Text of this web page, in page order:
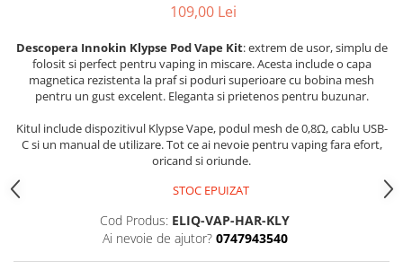
109,00 Lei
Descopera Innokin Klypse Pod Vape Kit: extrem de usor, simplu de
folosit si perfect pentru vaping in miscare. Acesta include o capa
magnetica rezistenta la praf si poduri superioare cu bobina mesh
pentru un gust excelent. Eleganta si prietenos pentru buzunar.
Kitul include dispozitivul Klypse Vape, podul mesh de 0,8Ω, cablu USB-
C si un manual de utilizare. Tot ce ai nevoie pentru vaping fara efort,
oricand si oriunde.
STOC EPUIZAT
Cod Produs: ELIQ-VAP-HAR-KLY
Ai nevoie de ajutor? 0747943540